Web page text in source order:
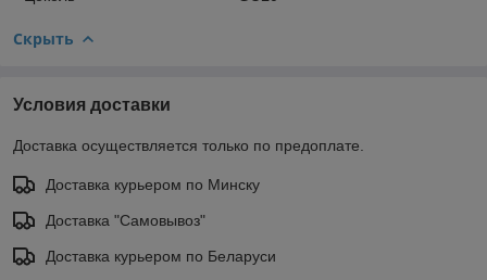
Скрыть
Условия доставки
Доставка осуществляется только по предоплате.
Доставка курьером по Минску
Доставка "Самовывоз"
Доставка курьером по Беларуси